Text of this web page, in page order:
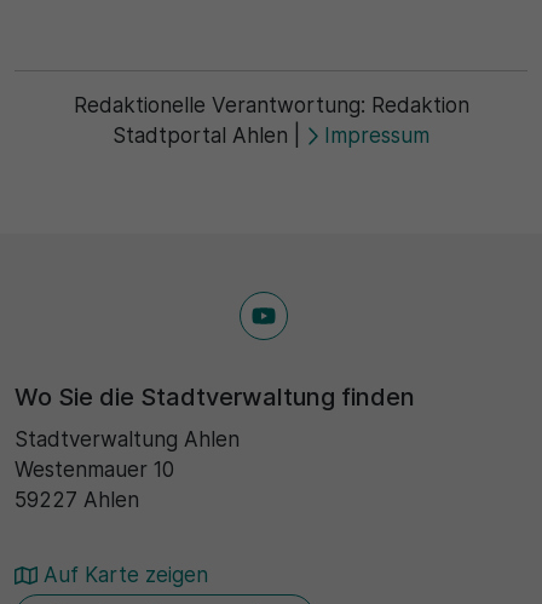
Redaktionelle Verantwortung: Redaktion
Stadtportal Ahlen
Impressum
Wo Sie die Stadtverwaltung finden
Stadtverwaltung Ahlen
Westenmauer 10
59227 Ahlen
Auf Karte zeigen